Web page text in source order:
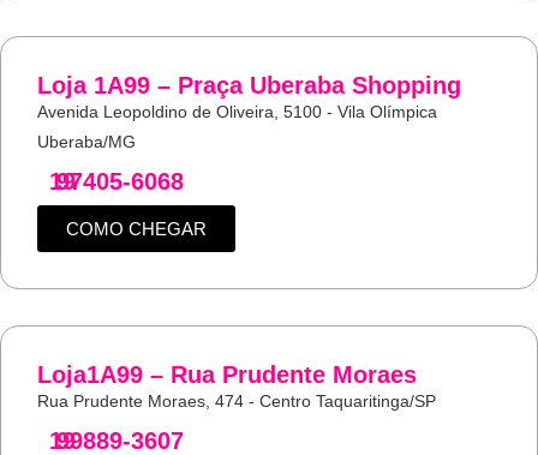
Loja 1A99 – Praça Uberaba Shopping
Avenida Leopoldino de Oliveira, 5100 - Vila Olímpica
Uberaba/MG
19
97405-6068
COMO CHEGAR
Loja1A99 – Rua Prudente Moraes
Rua Prudente Moraes, 474 - Centro Taquaritinga/SP
19
99889-3607